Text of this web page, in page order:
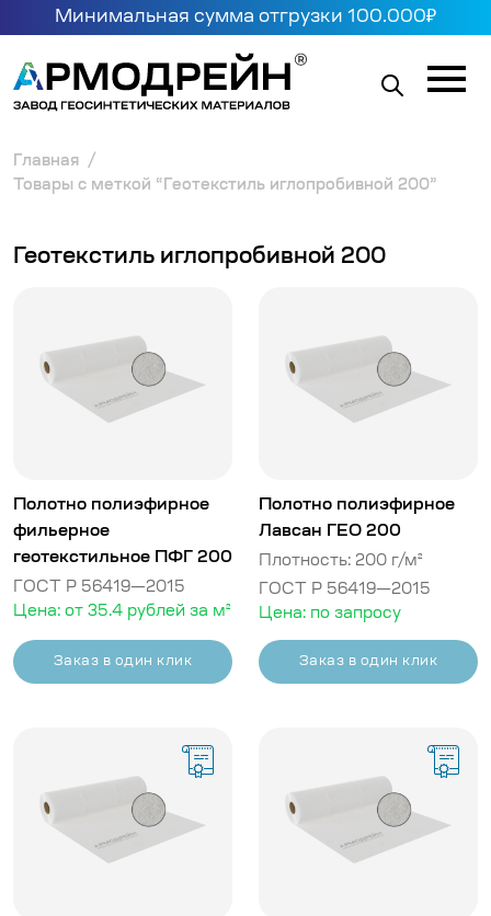
Главная
Товары с меткой “Геотекстиль иглопробивной 200”
Геотекстиль иглопробивной 200
Полотно полиэфирное
фильерное
геотекстильное ПФГ 200
ГОСТ Р 56419—2015
Цена: от 35.4 рублей за м²
Заказ в один клик
Полотно полиэфирное
Лавсан ГЕО 200
Плотность: 200 г/м²
ГОСТ Р 56419—2015
Цена: по запросу
Заказ в один клик
Минимальная сумма отгрузки 100.000₽